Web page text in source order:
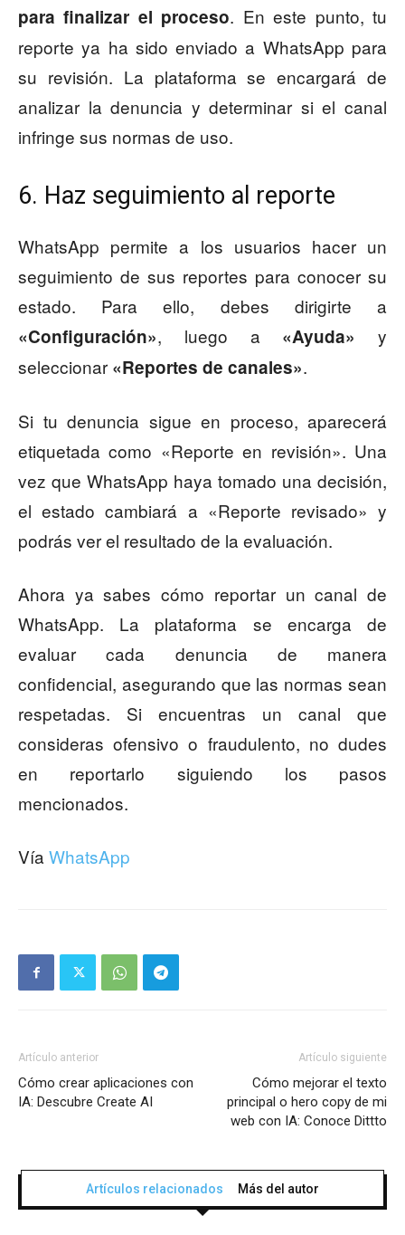
para finalizar el proceso. En este punto, tu
reporte ya ha sido enviado a WhatsApp para
su revisión. La plataforma se encargará de
analizar la denuncia y determinar si el canal
infringe sus normas de uso.
6. Haz seguimiento al reporte
WhatsApp permite a los usuarios hacer un
seguimiento de sus reportes para conocer su
estado. Para ello, debes dirigirte a
«Configuración», luego a «Ayuda» y
seleccionar «Reportes de canales».
Si tu denuncia sigue en proceso, aparecerá
etiquetada como «Reporte en revisión». Una
vez que WhatsApp haya tomado una decisión,
el estado cambiará a «Reporte revisado» y
podrás ver el resultado de la evaluación.
Ahora ya sabes cómo reportar un canal de
WhatsApp. La plataforma se encarga de
evaluar cada denuncia de manera
confidencial, asegurando que las normas sean
respetadas. Si encuentras un canal que
consideras ofensivo o fraudulento, no dudes
en reportarlo siguiendo los pasos
mencionados.
Vía WhatsApp
Artículo anterior
Cómo crear aplicaciones con
IA: Descubre Create AI
Artículo siguiente
Cómo mejorar el texto
principal o hero copy de mi
web con IA: Conoce Dittto
Artículos relacionados Más del autor